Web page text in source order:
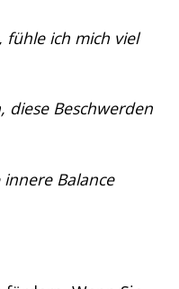
fühle ich mich viel
diese Beschwerden
Balance